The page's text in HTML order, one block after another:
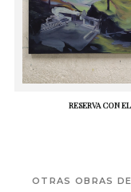
RESERVA CON
OTRAS OBRAS